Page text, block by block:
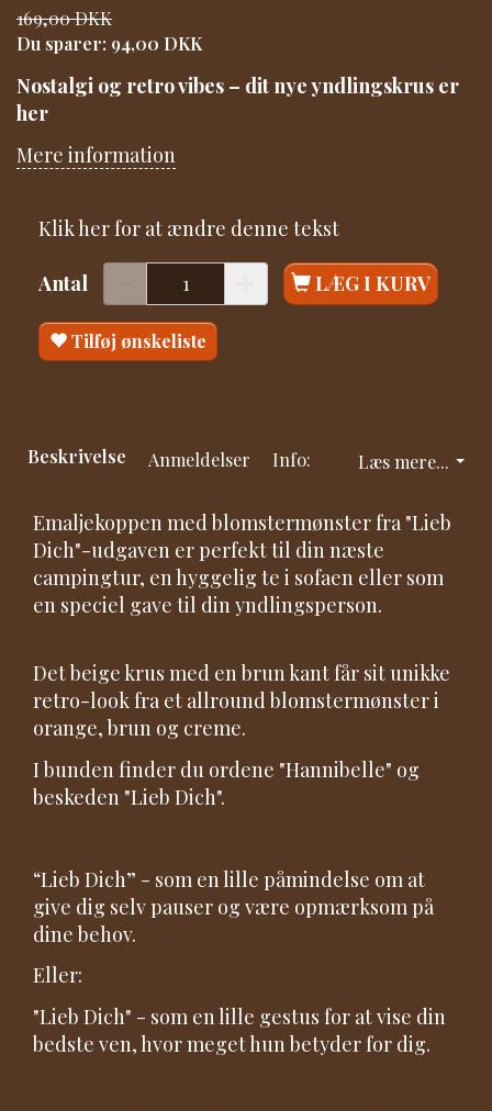
169,00 DKK
Du sparer: 94,00 DKK
Nostalgi og retro vibes – dit nye yndlingskrus er
her
Mere information
Klik her for at ændre denne tekst
Antal LÆG I KURV
Tilføj ønskeliste
Læs mere...
Beskrivelse Anmeldelser Info:
Emaljekoppen med blomstermønster fra "Lieb
Dich"-udgaven er perfekt til din næste
campingtur, en hyggelig te i sofaen eller som
en speciel gave til din yndlingsperson.
Det beige krus med en brun kant får sit unikke
retro-look fra et allround blomstermønster i
orange, brun og creme.
I bunden finder du ordene "Hannibelle" og
beskeden "Lieb Dich".
“Lieb Dich” - som en lille påmindelse om at
give dig selv pauser og være opmærksom på
dine behov.
Eller:
"Lieb Dich" - som en lille gestus for at vise din
bedste ven, hvor meget hun betyder for dig.